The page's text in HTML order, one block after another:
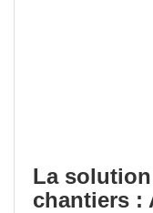
La
chantiers :